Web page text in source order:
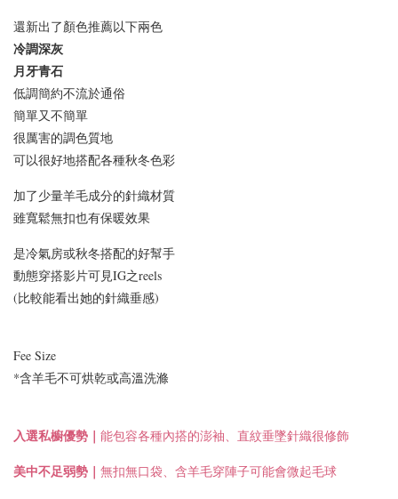
衣BraTop｜3色*3尺寸
NT$ 523
NT$ 588
還新出了顏色推薦以下兩色
冷調深灰
月牙青石
低調簡約不流於通俗
簡單又不簡單
很厲害的調色質地
可以很好地搭配各種秋冬色彩
加了少量羊毛成分的針織材質
雖寬鬆無扣也有保暖效果
是冷氣房或秋冬搭配的好幫手
動態穿搭影片可見IG之reels
(比較能看出她的針織垂感)
Fee Size
*含羊毛不可烘乾或高溫洗滌
入選私櫥優勢｜ 能包容各種內搭的澎袖、直紋垂墜針織很修飾
美中不足弱勢｜ 無扣無口袋、含羊毛穿陣子可能會微起毛球